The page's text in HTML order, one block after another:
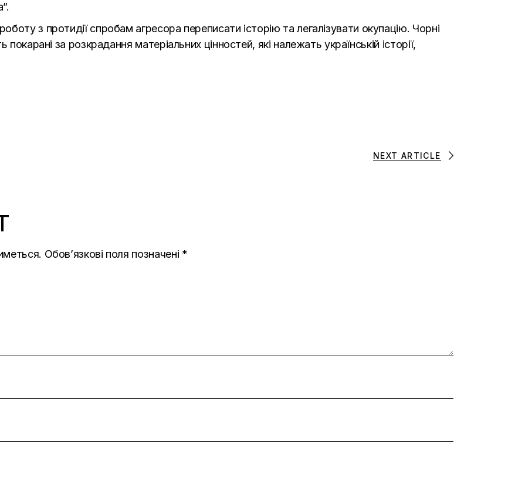
з протидії спробам агресора переписати історію та легалізувати окупацію. Чорні
покарані за розкрадання матеріальних цінностей, які належать українській історії,
NEXT ARTICLE
Обов’язкові поля позначені *